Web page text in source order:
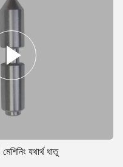
যথার্থ ধাতু